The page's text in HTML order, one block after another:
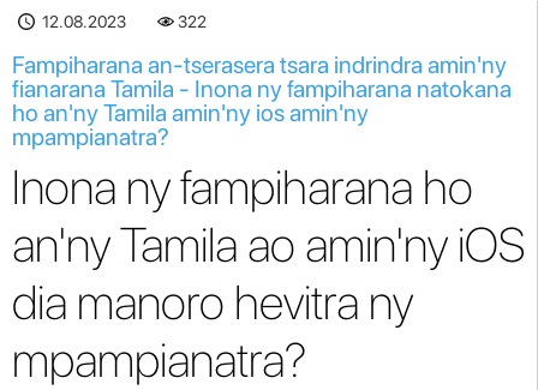
12.08.2023 322
Fampiharana an-tserasera tsara indrindra amin'ny
fianarana Tamila - Inona ny fampiharana natokana
ho an'ny Tamila amin'ny ios amin'ny
mpampianatra?
Inona ny fampiharana ho
an'ny Tamila ao amin'ny iOS
dia manoro hevitra ny
mpampianatra?